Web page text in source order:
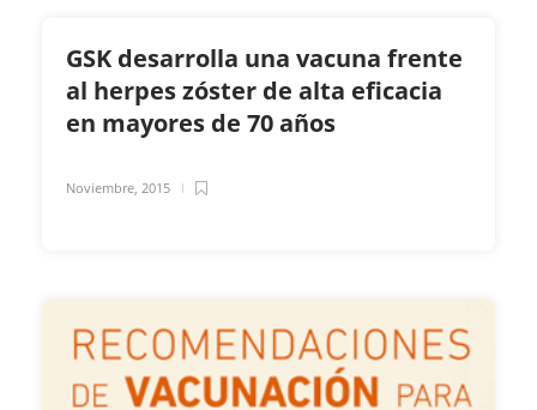
GSK desarrolla una vacuna frente
al herpes zóster de alta eficacia
en mayores de 70 años
Noviembre, 2015